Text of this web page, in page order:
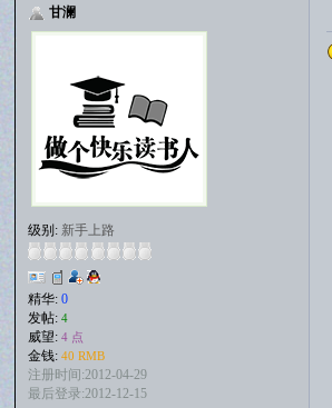
甘澜
级别: 新手上路
精华:0
发帖:4
威望:4 点
金钱:40 RMB
注册时间:2012-04-29
最后登录:2012-12-15